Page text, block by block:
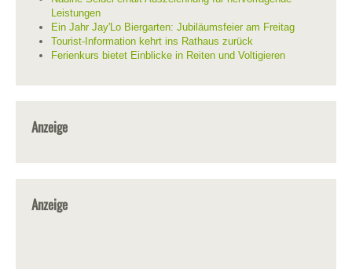
Leistungen
Ein Jahr Jay'Lo Biergarten: Jubiläumsfeier am Freitag
Tourist-Information kehrt ins Rathaus zurück
Ferienkurs bietet Einblicke in Reiten und Voltigieren
Anzeige
Anzeige